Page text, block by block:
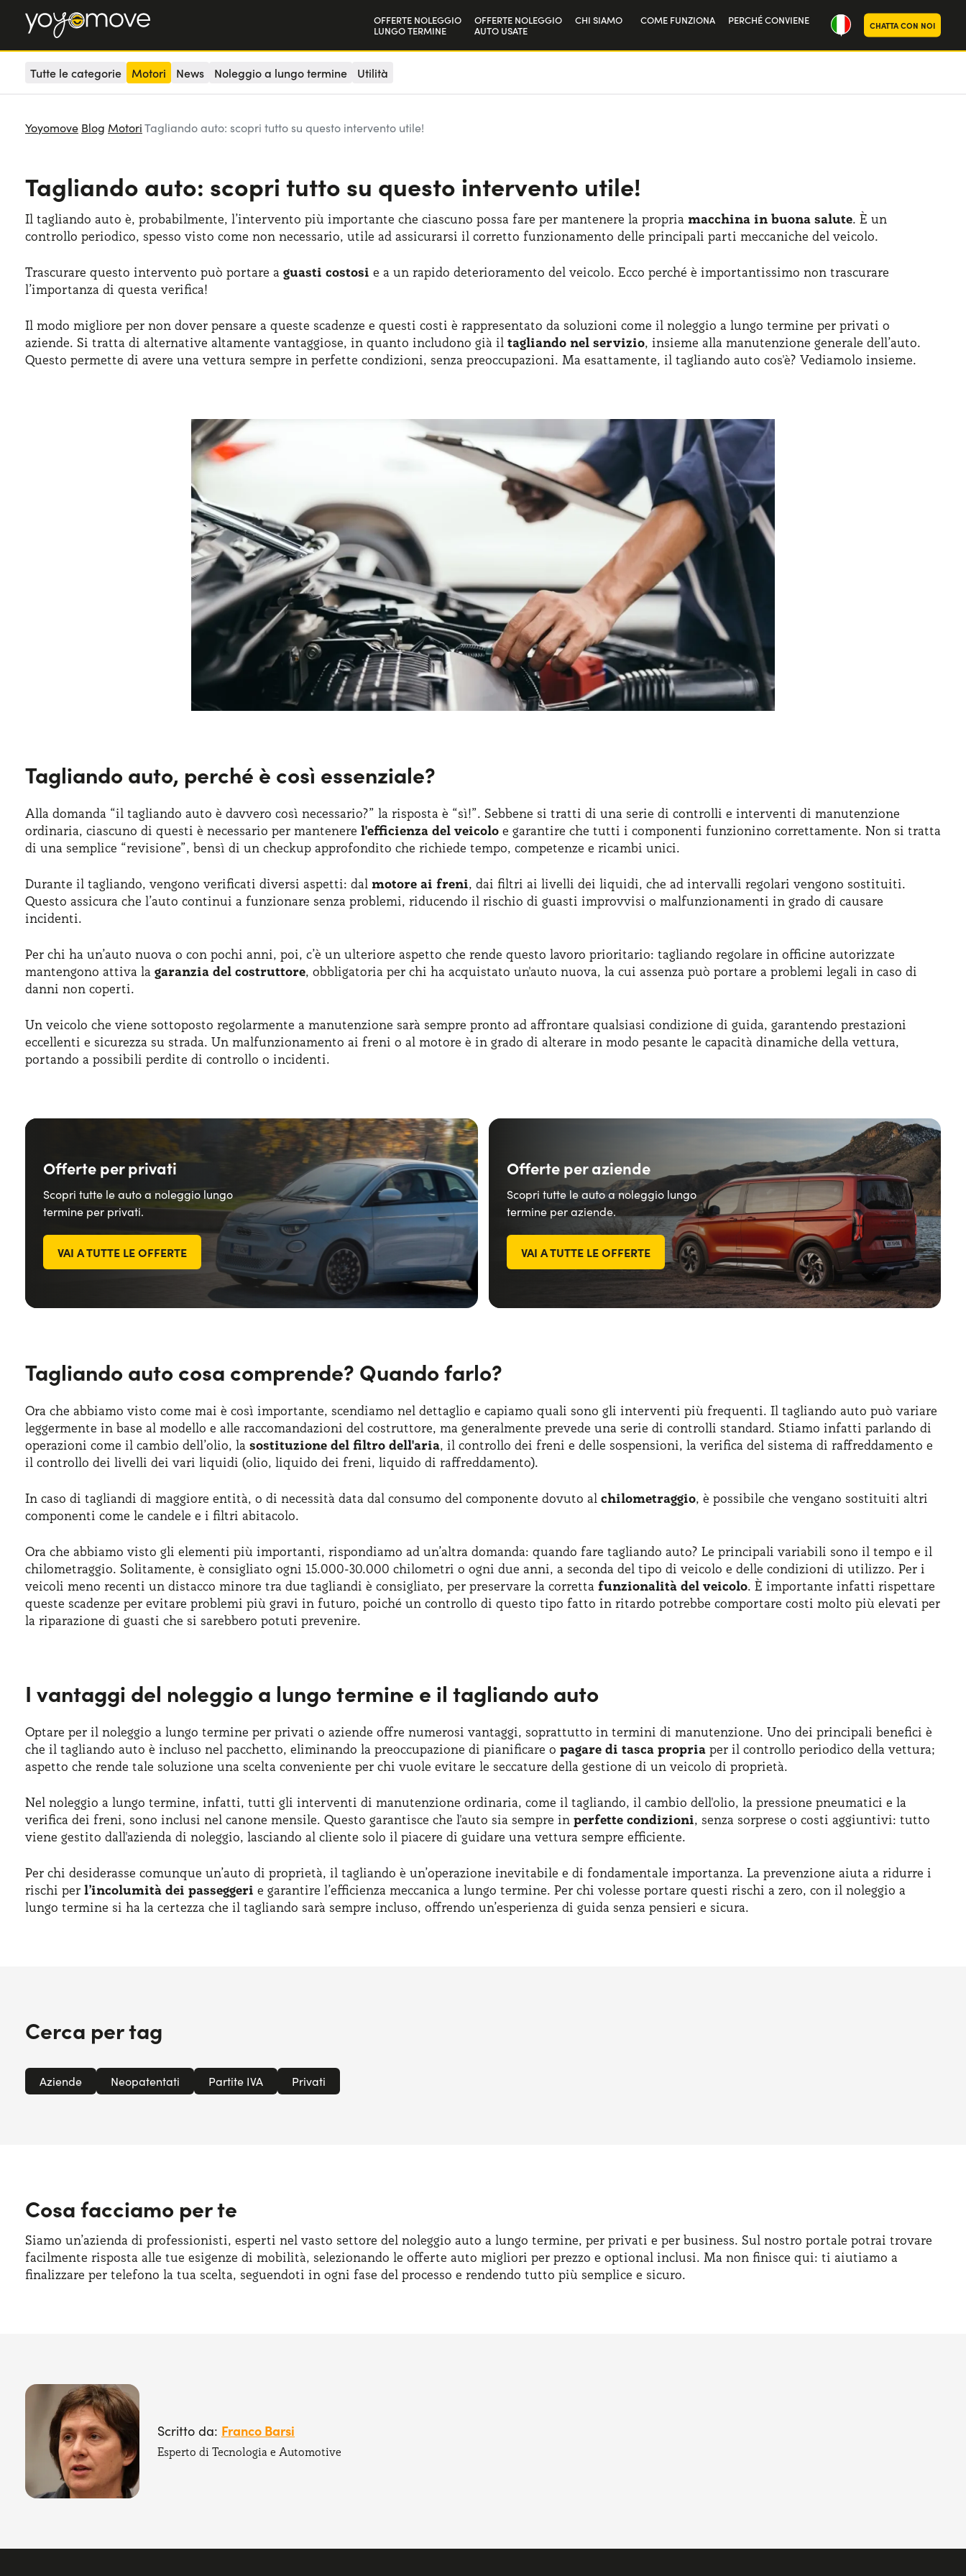
OFFERTE NOLEGGIO
LUNGO TERMINE
OFFERTE NOLEGGIO
AUTO USATE
CHI SIAMO COME FUNZIONA PERCHÉ CONVIENE CHATTA CON NOI
Tutte le categorie Motori News Noleggio a lungo termine Utilità
Yoyomove Blog MotoriTagliando auto: scopri tutto su questo intervento utile!
Tagliando auto: scopri tutto su questo intervento utile!
Il tagliando auto è, probabilmente, l’intervento più importante che ciascuno possa fare per mantenere la propria macchina in buona salute. È un
controllo periodico, spesso visto come non necessario, utile ad assicurarsi il corretto funzionamento delle principali parti meccaniche del veicolo.
Trascurare questo intervento può portare a guasti costosi e a un rapido deterioramento del veicolo. Ecco perché è importantissimo non trascurare
l’importanza di questa verifica!
Il modo migliore per non dover pensare a queste scadenze e questi costi è rappresentato da soluzioni come il noleggio a lungo termine per privati o
aziende. Si tratta di alternative altamente vantaggiose, in quanto includono già il tagliando nel servizio, insieme alla manutenzione generale dell’auto.
Questo permette di avere una vettura sempre in perfette condizioni, senza preoccupazioni. Ma esattamente, il tagliando auto cos'è? Vediamolo insieme.
Tagliando auto, perché è così essenziale?
Alla domanda “il tagliando auto è davvero così necessario?” la risposta è “sì!”. Sebbene si tratti di una serie di controlli e interventi di manutenzione
ordinaria, ciascuno di questi è necessario per mantenere l'efficienza del veicolo e garantire che tutti i componenti funzionino correttamente. Non si tratta
di una semplice “revisione”, bensì di un checkup approfondito che richiede tempo, competenze e ricambi unici.
Durante il tagliando, vengono verificati diversi aspetti: dal motore ai freni, dai filtri ai livelli dei liquidi, che ad intervalli regolari vengono sostituiti.
Questo assicura che l’auto continui a funzionare senza problemi, riducendo il rischio di guasti improvvisi o malfunzionamenti in grado di causare
incidenti.
Per chi ha un’auto nuova o con pochi anni, poi, c’è un ulteriore aspetto che rende questo lavoro prioritario: tagliando regolare in officine autorizzate
mantengono attiva la garanzia del costruttore, obbligatoria per chi ha acquistato un'auto nuova, la cui assenza può portare a problemi legali in caso di
danni non coperti.
Un veicolo che viene sottoposto regolarmente a manutenzione sarà sempre pronto ad affrontare qualsiasi condizione di guida, garantendo prestazioni
eccellenti e sicurezza su strada. Un malfunzionamento ai freni o al motore è in grado di alterare in modo pesante le capacità dinamiche della vettura,
portando a possibili perdite di controllo o incidenti.
Offerte per privati
Scopri tutte le auto a noleggio lungo
termine per privati.
VAI A TUTTE LE OFFERTE
Offerte per aziende
Scopri tutte le auto a noleggio lungo
termine per aziende.
VAI A TUTTE LE OFFERTE
Tagliando auto cosa comprende? Quando farlo?
Ora che abbiamo visto come mai è così importante, scendiamo nel dettaglio e capiamo quali sono gli interventi più frequenti. Il tagliando auto può variare
leggermente in base al modello e alle raccomandazioni del costruttore, ma generalmente prevede una serie di controlli standard. Stiamo infatti parlando di
operazioni come il cambio dell’olio, la sostituzione del filtro dell'aria, il controllo dei freni e delle sospensioni, la verifica del sistema di raffreddamento e
il controllo dei livelli dei vari liquidi (olio, liquido dei freni, liquido di raffreddamento).
In caso di tagliandi di maggiore entità, o di necessità data dal consumo del componente dovuto al chilometraggio, è possibile che vengano sostituiti altri
componenti come le candele e i filtri abitacolo.
Ora che abbiamo visto gli elementi più importanti, rispondiamo ad un’altra domanda: quando fare tagliando auto? Le principali variabili sono il tempo e il
chilometraggio. Solitamente, è consigliato ogni 15.000-30.000 chilometri o ogni due anni, a seconda del tipo di veicolo e delle condizioni di utilizzo. Per i
veicoli meno recenti un distacco minore tra due tagliandi è consigliato, per preservare la corretta funzionalità del veicolo. È importante infatti rispettare
queste scadenze per evitare problemi più gravi in futuro, poiché un controllo di questo tipo fatto in ritardo potrebbe comportare costi molto più elevati per
la riparazione di guasti che si sarebbero potuti prevenire.
I vantaggi del noleggio a lungo termine e il tagliando auto
Optare per il noleggio a lungo termine per privati o aziende offre numerosi vantaggi, soprattutto in termini di manutenzione. Uno dei principali benefici è
che il tagliando auto è incluso nel pacchetto, eliminando la preoccupazione di pianificare o pagare di tasca propria per il controllo periodico della vettura;
aspetto che rende tale soluzione una scelta conveniente per chi vuole evitare le seccature della gestione di un veicolo di proprietà.
Nel noleggio a lungo termine, infatti, tutti gli interventi di manutenzione ordinaria, come il tagliando, il cambio dell'olio, la pressione pneumatici e la
verifica dei freni, sono inclusi nel canone mensile. Questo garantisce che l'auto sia sempre in perfette condizioni, senza sorprese o costi aggiuntivi: tutto
viene gestito dall'azienda di noleggio, lasciando al cliente solo il piacere di guidare una vettura sempre efficiente.
Per chi desiderasse comunque un’auto di proprietà, il tagliando è un’operazione inevitabile e di fondamentale importanza. La prevenzione aiuta a ridurre i
rischi per l’incolumità dei passeggeri e garantire l’efficienza meccanica a lungo termine. Per chi volesse portare questi rischi a zero, con il noleggio a
lungo termine si ha la certezza che il tagliando sarà sempre incluso, offrendo un’esperienza di guida senza pensieri e sicura.
Cerca per tag
Aziende Neopatentati Partite IVA Privati
Cosa facciamo per te
Siamo un’azienda di professionisti, esperti nel vasto settore del noleggio auto a lungo termine, per privati e per business. Sul nostro portale potrai trovare
facilmente risposta alle tue esigenze di mobilità, selezionando le offerte auto migliori per prezzo e optional inclusi. Ma non finisce qui: ti aiutiamo a
finalizzare per telefono la tua scelta, seguendoti in ogni fase del processo e rendendo tutto più semplice e sicuro.
Scritto da: Franco Barsi
Esperto di Tecnologia e Automotive